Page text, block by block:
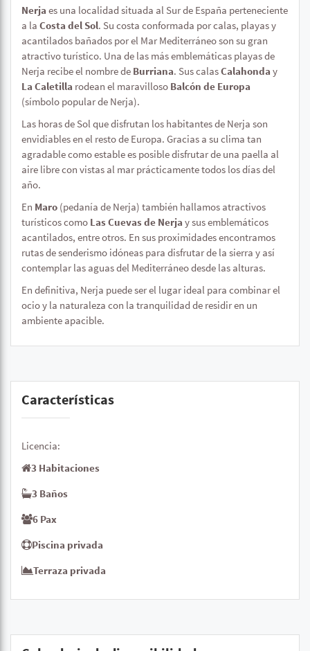
Nerja es una localidad situada al Sur de España perteneciente
a la Costa del Sol. Su costa conformada por calas, playas y
acantilados bañados por el Mar Mediterráneo son su gran
atractivo turístico. Una de las más emblemáticas playas de
Nerja recibe el nombre de Burriana. Sus calasCalahonda y
La Caletilla rodean el maravilloso Balcón de Europa
(símbolo popular de Nerja).
Las horas de Sol que disfrutan los habitantes de Nerja son
envidiables en el resto de Europa. Gracias a su clima tan
agradable como estable es posible disfrutar de una paella al
aire libre con vistas al mar prácticamente todos los días del
año.
En Maro (pedanía de Nerja) también hallamos atractivos
turísticos como Las Cuevas de Nerja y sus emblemáticos
acantilados, entre otros. En sus proximidades encontramos
rutas de senderismo idóneas para disfrutar de la sierra y así
contemplar las aguas del Mediterráneo desde las alturas.
En definitiva, Nerja puede ser el lugar ideal para combinar el
ocio y la naturaleza con la tranquilidad de residir en un
ambiente apacible.
Características
Licencia:
3 Habitaciones
3 Baños
6 Pax
Piscina privada
Terraza privada